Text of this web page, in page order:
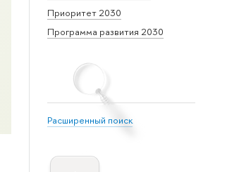
Приоритет 2030
Программа развития 2030
Расширенный поиск